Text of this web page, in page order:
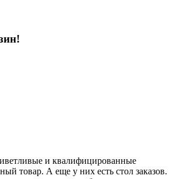
и квалифицированные
товар. А еще у них есть стол заказов.